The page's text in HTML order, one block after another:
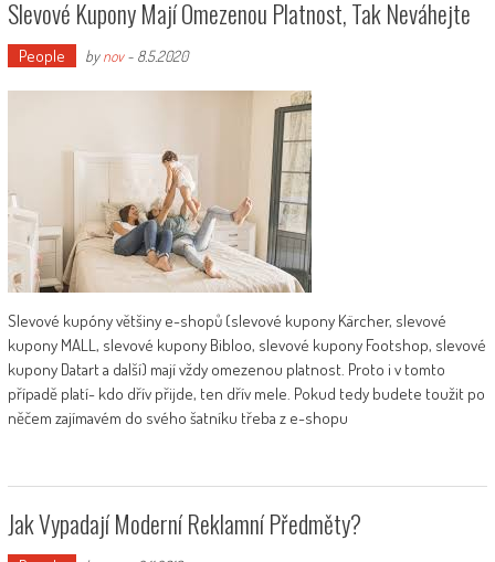
Slevové Kupony Mají Omezenou Platnost, Tak Neváhejte
People bynov- 8.5.2020
Slevové kupóny většiny e-shopů (slevové kupony Kärcher, slevové
kupony MALL, slevové kupony Bibloo, slevové kupony Footshop, slevové
kupony Datart a další) mají vždy omezenou platnost. Proto i v tomto
případě platí- kdo dřív přijde, ten dřív mele. Pokud tedy budete toužit po
něčem zajímavém do svého šatníku třeba z e-shopu
Jak Vypadají Moderní Reklamní Předměty?